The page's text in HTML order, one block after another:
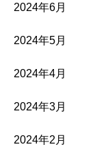
2024年6月
2024年5月
2024年4月
2024年3月
2024年2月